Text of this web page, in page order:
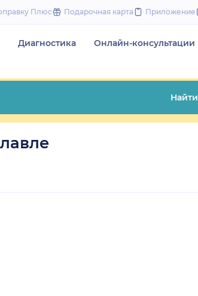
to
Плюс Подарочная карта Приложение
Диагностика Онлайн-консультации
Найти